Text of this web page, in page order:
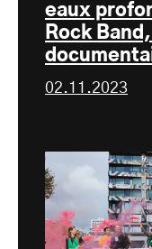
eaux
Rock
02.11.2023